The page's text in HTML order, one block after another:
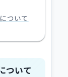
ついて
ついて